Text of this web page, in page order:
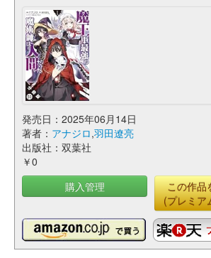
発売日：2025年06月14日
著者： アナジロ,羽田遼亮
出版社：双葉社
￥0
購入管理
この作品
(プレミア